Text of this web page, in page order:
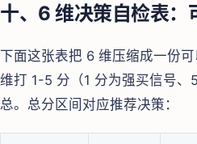
十、6 维决策自检表：
下面这张表把 6 维压缩成一份
维打 1-5 分（1 分为强买信号、
总。总分区间对应推荐决策：